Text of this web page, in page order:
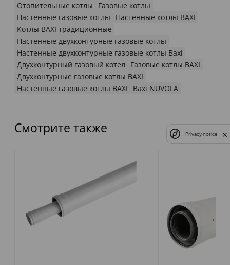
Отопительные котлы
Газовые котлы
Настенные газовые котлы
Настенные котлы BAXI
Котлы BAXI традиционные
Настенные двухконтурные газовые котлы
Настенные двухконтурные газовые котлы Baxi
Двухконтурный газовый котел
Газовые котлы BAXI
Двухконтурные газовые котлы BAXI
Настенные газовые котлы BAXI
Baxi NUVOLA
Смотрите также Privacy notice